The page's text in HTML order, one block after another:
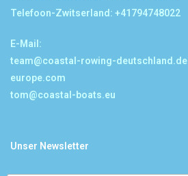
Telefoon-Zwitserland: +41794748022
E-Mail:
team@coastal-rowing-deutschland.de
europe.com
tom@coastal-boats.eu
Unser Newsletter